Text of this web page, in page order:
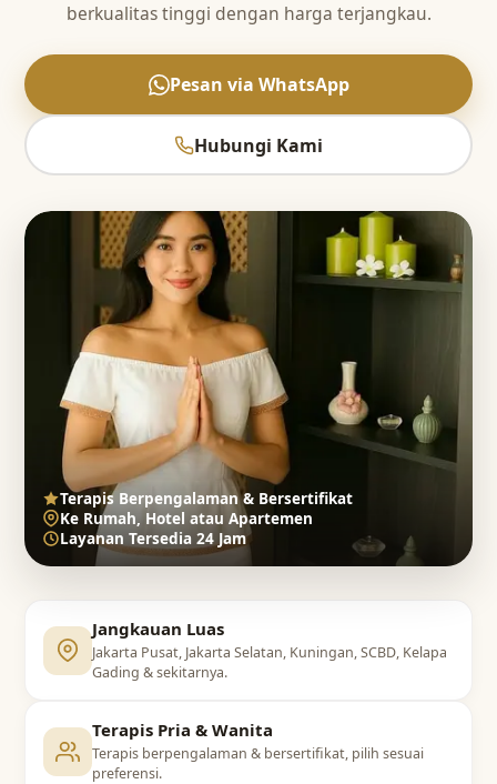
berkualitas tinggi dengan harga terjangkau.
Pesan via WhatsApp
Hubungi Kami
Terapis Berpengalaman & Bersertifikat
Ke Rumah, Hotel atau Apartemen
Layanan Tersedia 24 Jam
Jangkauan Luas
Jakarta Pusat, Jakarta Selatan, Kuningan, SCBD, Kelapa
Gading & sekitarnya.
Terapis Pria & Wanita
Terapis berpengalaman & bersertifikat, pilih sesuai
preferensi.